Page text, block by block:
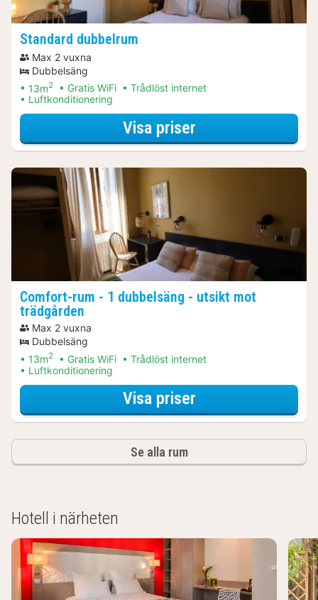
Standard dubbelrum
Max 2 vuxna
Dubbelsäng
13m2 Gratis WiFi
Trådlöst internet
Luftkonditionering
Visa priserför Discover the
Comfort-rum - 1 dubbelsäng - utsikt mot
trädgården
Max 2 vuxna
Dubbelsäng
13m2 Gratis WiFi
Trådlöst internet
Luftkonditionering
Visa priserför Discover the
Se alla rum
Hotell i närheten